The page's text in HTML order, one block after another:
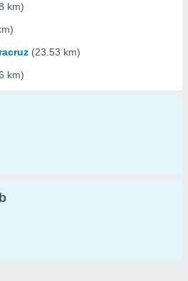
km)
(23.53 km)
km)